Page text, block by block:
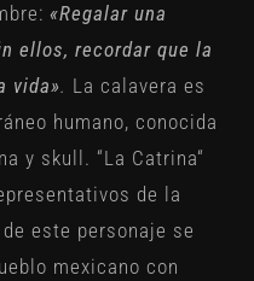
«Regalar una
ellos, recordar que la
vida». La calavera es
humano, conocida
y skull. “La Catrina“
de la
este personaje se
mexicano con